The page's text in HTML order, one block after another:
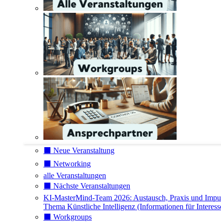
⬛️ Neue Veranstaltung
⬛️ Networking
alle Veranstaltungen
⬛️ Nächste Veranstaltungen
KI-MasterMind-Team 2026: Austausch, Praxis und
Thema Künstliche Intelligenz (Informationen für
⬛️ Workgroups